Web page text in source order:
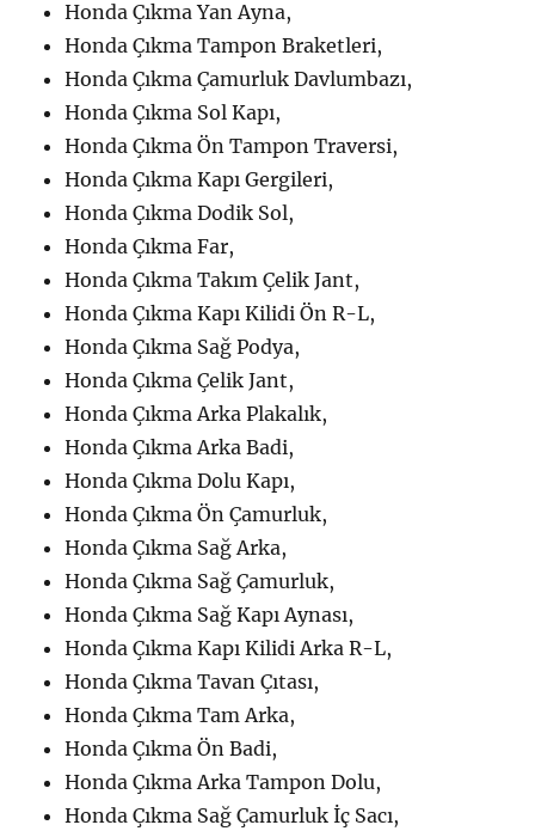
Honda Çıkma Yan Ayna,
Honda Çıkma Tampon Braketleri,
Honda Çıkma Çamurluk Davlumbazı,
Honda Çıkma Sol Kapı,
Honda Çıkma Ön Tampon Traversi,
Honda Çıkma Kapı Gergileri,
Honda Çıkma Dodik Sol,
Honda Çıkma Far,
Honda Çıkma Takım Çelik Jant,
Honda Çıkma Kapı Kilidi Ön R-L,
Honda Çıkma Sağ Podya,
Honda Çıkma Çelik Jant,
Honda Çıkma Arka Plakalık,
Honda Çıkma Arka Badi,
Honda Çıkma Dolu Kapı,
Honda Çıkma Ön Çamurluk,
Honda Çıkma Sağ Arka,
Honda Çıkma Sağ Çamurluk,
Honda Çıkma Sağ Kapı Aynası,
Honda Çıkma Kapı Kilidi Arka R-L,
Honda Çıkma Tavan Çıtası,
Honda Çıkma Tam Arka,
Honda Çıkma Ön Badi,
Honda Çıkma Arka Tampon Dolu,
Honda Çıkma Sağ Çamurluk İç Sacı,